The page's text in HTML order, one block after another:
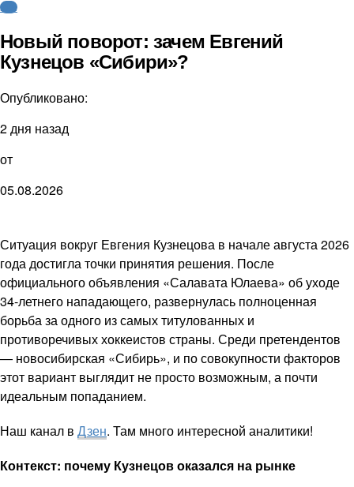
КХЛ
Новый поворот: зачем Евгений
Кузнецов «Сибири»?
Опубликовано:
2 дня назад
от
05.08.2026
Ситуация вокруг Евгения Кузнецова в начале августа 2026
года достигла точки принятия решения. После
официального объявления «Салавата Юлаева» об уходе
34-летнего нападающего, развернулась полноценная
борьба за одного из самых титулованных и
противоречивых хоккеистов страны. Среди претендентов
— новосибирская «Сибирь», и по совокупности факторов
этот вариант выглядит не просто возможным, а почти
идеальным попаданием.
Наш канал в Дзен. Там много интересной аналитики!
Контекст: почему Кузнецов оказался на рынке